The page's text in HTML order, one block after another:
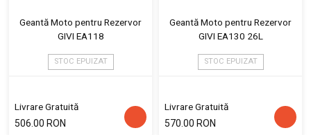
Geantă Moto pentru Rezervor
GIVI EA118
STOC EPUIZAT
Livrare Gratuită
506.00 RON
Geantă Moto pentru Rezervor
GIVI EA130 26L
STOC EPUIZAT
Livrare Gratuită
570.00 RON